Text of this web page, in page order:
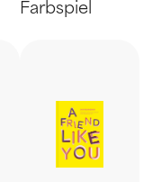
Farbspiel